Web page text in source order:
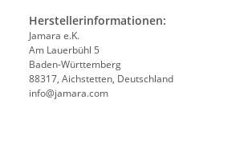
Herstellerinformationen:
Jamara e.K.
Am Lauerbühl 5
Baden-Württemberg
88317, Aichstetten, Deutschland
info@jamara.com